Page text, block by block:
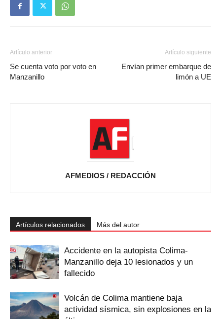
Artículo anterior
Se cuenta voto por voto en
Manzanillo
Artículo siguiente
Envían primer embarque de
limón a UE
AFMEDIOS / REDACCIÓN
Artículos relacionados Más del autor
Accidente en la autopista Colima-
Manzanillo deja 10 lesionados y un
fallecido
Volcán de Colima mantiene baja
actividad sísmica, sin explosiones en la